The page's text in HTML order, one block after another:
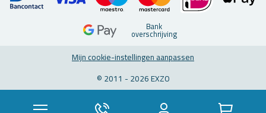
Bank
over­schrij­ving
Mijn coo­kie-in­stel­lin­gen aan­pas­sen
© 2011 - 2026 EXZO